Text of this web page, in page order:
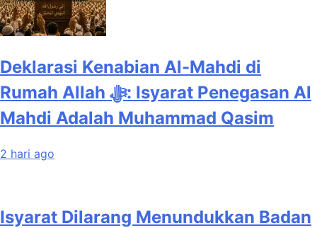
Deklarasi Kenabian Al-Mahdi di
Rumah Allah ﷻ: Isyarat Penegasan Al
Mahdi Adalah Muhammad Qasim
2 hari ago
Isyarat Dilarang Menundukkan Badan